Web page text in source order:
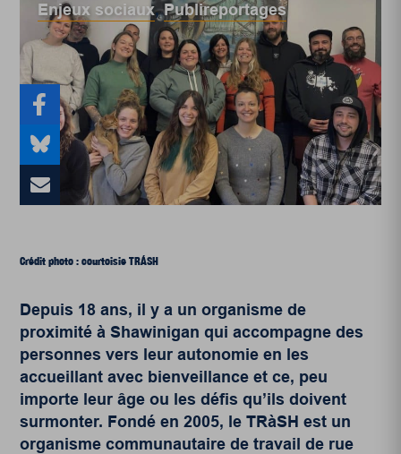
Enjeux sociaux,Publireportages
Crédit photo : courtoisie TRÁSH
Depuis 18 ans, il y a un organisme de
proximité à Shawinigan qui accompagne des
personnes vers leur autonomie en les
accueillant avec bienveillance et ce, peu
importe leur âge ou les défis qu’ils doivent
surmonter. Fondé en 2005, le TRàSH est un
organisme communautaire de travail de rue